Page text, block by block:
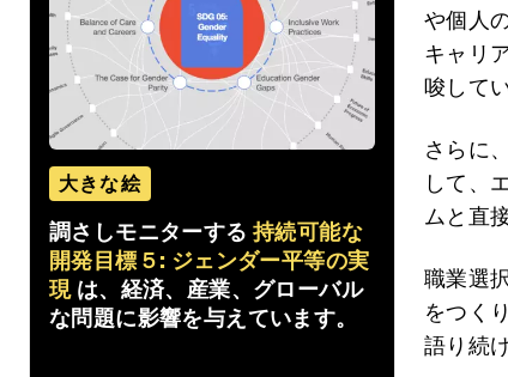
大きな絵
調さしモニターする 持続可能な
開発目標５: ジェンダー平等の実
現 は、経済、産業、グローバル
な問題に影響を与えています。
や個人
キャリ
唆して
さらに
して、
ムと直
職業選
をつく
語り続